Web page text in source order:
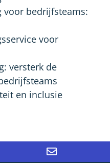
voor bedrijfsteams:
voor
versterk de
en inclusie